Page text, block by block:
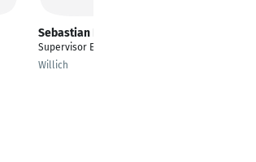
Sebastian Roth
Supervisor ERP
Willich